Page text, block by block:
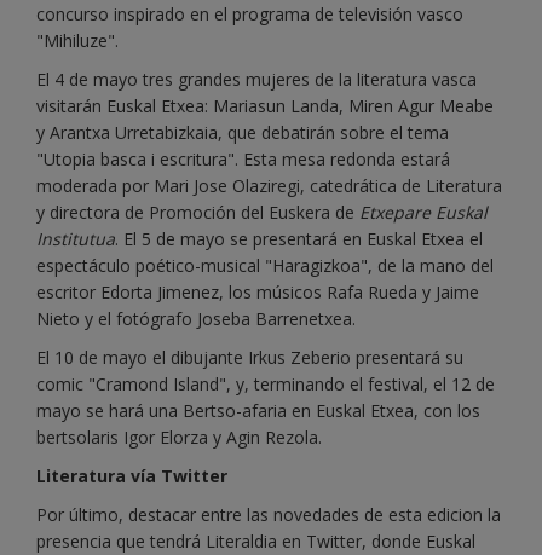
concurso inspirado en el programa de televisión vasco
"Mihiluze".
El 4 de mayo tres grandes mujeres de la literatura vasca
visitarán Euskal Etxea: Mariasun Landa, Miren Agur Meabe
y Arantxa Urretabizkaia, que debatirán sobre el tema
"Utopia basca i escritura". Esta mesa redonda estará
moderada por Mari Jose Olaziregi, catedrática de Literatura
y directora de Promoción del Euskera de Etxepare Euskal
Institutua. El 5 de mayo se presentará en Euskal Etxea el
espectáculo poético-musical "Haragizkoa", de la mano del
escritor Edorta Jimenez, los músicos Rafa Rueda y Jaime
Nieto y el fotógrafo Joseba Barrenetxea.
El 10 de mayo el dibujante Irkus Zeberio presentará su
comic "Cramond Island", y, terminando el festival, el 12 de
mayo se hará una Bertso-afaria en Euskal Etxea, con los
bertsolaris Igor Elorza y Agin Rezola.
Literatura vía Twitter
Por último, destacar entre las novedades de esta edicion la
presencia que tendrá Literaldia en Twitter, donde Euskal